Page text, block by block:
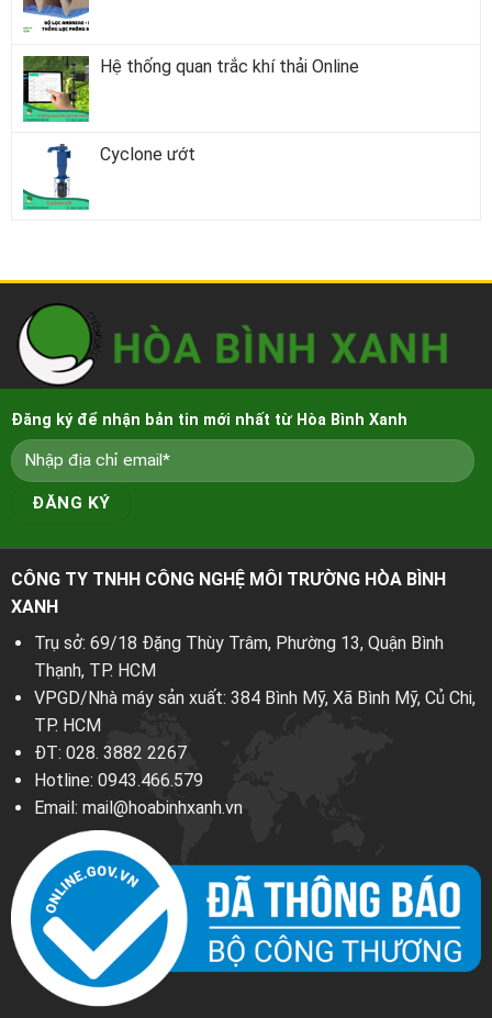
Hệ thống quan trắc khí thải Online
Cyclone ướt
Đăng ký để nhận bản tin mới nhất từ Hòa Bình Xanh
CÔNG TY TNHH CÔNG NGHỆ MÔI TRƯỜNG HÒA BÌNH
XANH
Trụ sở: 69/18 Đặng Thùy Trâm, Phường 13, Quận Bình
Thạnh, TP. HCM
VPGD/Nhà máy sản xuất: 384 Bình Mỹ, Xã Bình Mỹ, Củ Chi,
TP. HCM
ĐT: 028. 3882 2267
Hotline: 0943.466.579
Email: mail@hoabinhxanh.vn